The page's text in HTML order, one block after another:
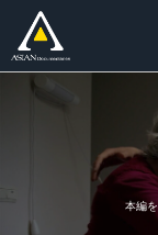
本編